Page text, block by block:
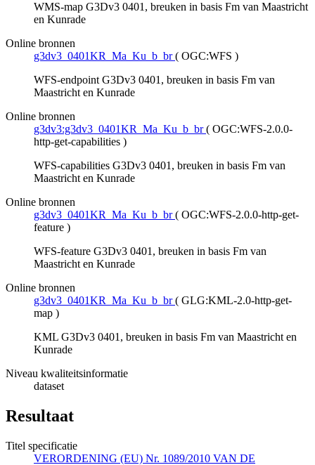
WMS-map G3Dv3 0401, breuken in basis Fm van Maastricht
en Kunrade
Online bronnen
g3dv3_0401KR_Ma_Ku_b_br ( OGC:WFS )
WFS-endpoint G3Dv3 0401, breuken in basis Fm van
Maastricht en Kunrade
Online bronnen
g3dv3:g3dv3_0401KR_Ma_Ku_b_br ( OGC:WFS-2.0.0-
http-get-capabilities )
WFS-capabilities G3Dv3 0401, breuken in basis Fm van
Maastricht en Kunrade
Online bronnen
g3dv3_0401KR_Ma_Ku_b_br ( OGC:WFS-2.0.0-http-get-
feature )
WFS-feature G3Dv3 0401, breuken in basis Fm van
Maastricht en Kunrade
Online bronnen
g3dv3_0401KR_Ma_Ku_b_br ( GLG:KML-2.0-http-get-
map )
KML G3Dv3 0401, breuken in basis Fm van Maastricht en
Kunrade
Niveau kwaliteitsinformatie
dataset
Resultaat
Titel specificatie
VERORDENING (EU) Nr. 1089/2010 VAN DE